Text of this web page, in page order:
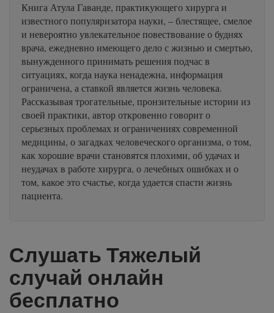
Книга Атула Гаванде, практикующего хирурга и
известного популяризатора науки, – блестящее, смелое
и невероятно увлекательное повествование о буднях
врача, ежедневно имеющего дело с жизнью и смертью,
вынужденного принимать решения подчас в
ситуациях, когда наука ненадежна, информация
ограничена, а ставкой является жизнь человека.
Рассказывая трогательные, пронзительные истории из
своей практики, автор откровенно говорит о
серьезных проблемах и ограничениях современной
медицины, о загадках человеческого организма, о том,
как хорошие врачи становятся плохими, об удачах и
неудачах в работе хирурга, о лечебных ошибках и о
том, какое это счастье, когда удается спасти жизнь
пациента.
Слушать Тяжелый
случай онлайн
бесплатно